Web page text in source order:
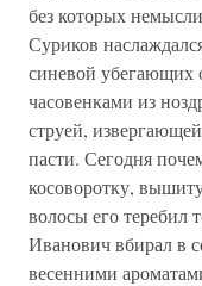
без которых
Суриков
синевой убегающих
часовенками из
струей,
пасти. Сегодня
косоворотку,
волосы его теребил
Иванович вбирал в
весенними